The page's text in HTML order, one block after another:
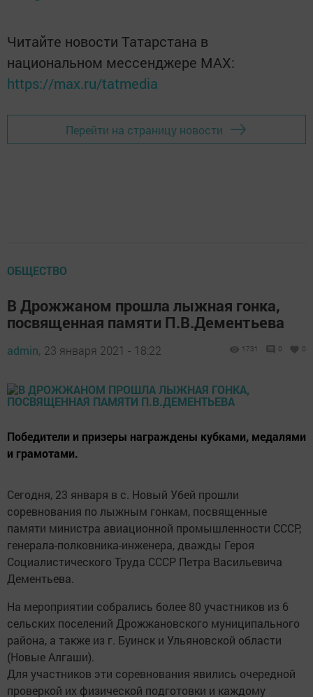
Читайте новости Татарстана в
национальном мессенджере MАХ:
https://max.ru/tatmedia
Перейти на страницу новости
ОБЩЕСТВО
В Дрожжаном прошла лыжная гонка,
посвященная памяти П.В.Дементьева
admin, 23 января 2021 - 18:22 1731 0 0
Победители и призеры награждены кубками, медалями
и грамотами.
Сегодня, 23 января в с. Новый Убей прошли
соревнования по лыжным гонкам, посвященные
памяти министра авиационной промышленности СССР,
генерала-полковника-инженера, дважды Героя
Социалистического Труда СССР Петра Васильевича
Дементьева.
На мероприятии собрались более 80 участников из 6
сельских поселений Дрожжановского муниципального
района, а также из г. Буинск и Ульяновской области
(Новые Алгаши).
Для участников эти соревнования явились очередной
проверкой их физической подготовки и каждому